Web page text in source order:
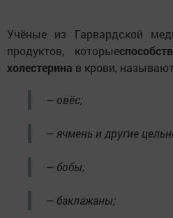
Учёные из Гарвардской
продуктов, которые
холестерина в крови,
— овёс;
— ячмень и другие
— бобы;
— баклажаны;